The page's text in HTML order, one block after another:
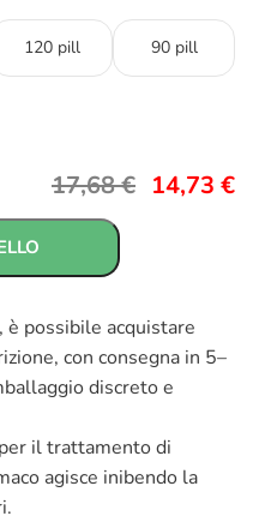
120 pill 90 pill
17,68€ 14,73 €
è possibile acquistare
con consegna in 5–
discreto e
il trattamento di
agisce inibendo la